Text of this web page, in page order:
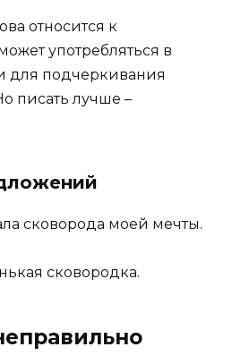
относится к
употребляться в
для подчеркивания
писать лучше –
сковорода моей мечты.
сковородка.